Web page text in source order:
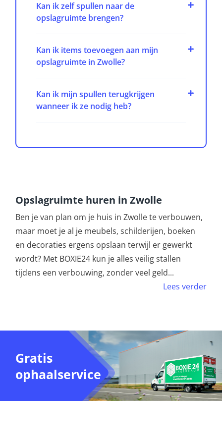
Kan ik zelf spullen naar de
opslagruimte brengen?
Kan ik items toevoegen aan mijn
opslagruimte in Zwolle?
Kan ik mijn spullen terugkrijgen
wanneer ik ze nodig heb?
Opslagruimte huren in Zwolle
Ben je van plan om je huis in Zwolle te verbouwen,
maar moet je al je meubels, schilderijen, boeken
en decoraties ergens opslaan terwijl er gewerkt
wordt? Met BOXIE24 kun je alles veilig stallen
tijdens een verbouwing, zonder veel geld...
Lees verder
Gratis
ophaalservice